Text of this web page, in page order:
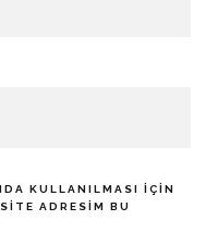
KULLANILMASI IÇIN
ADRESIM BU